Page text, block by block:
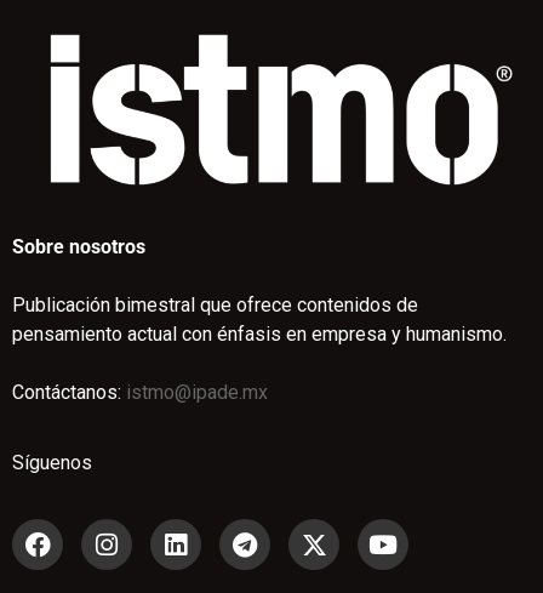
Sobre nosotros
Publicación bimestral que ofrece contenidos de
pensamiento actual con énfasis en empresa y humanismo.
Contáctanos: istmo@ipade.mx
Síguenos